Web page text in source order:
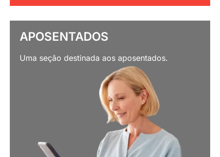
APOSENTADOS
Uma seção destinada aos aposentados.